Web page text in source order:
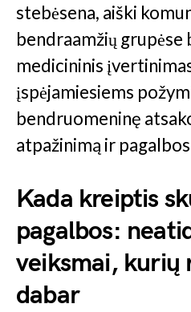
stebėsena, aiški
bendraamžių grupėse
medicininis
įspėjamiesiems
bendruomeninę
atpažinimą ir
Kada kreiptis
pagalbos:
veiksmai, kurių
dabar